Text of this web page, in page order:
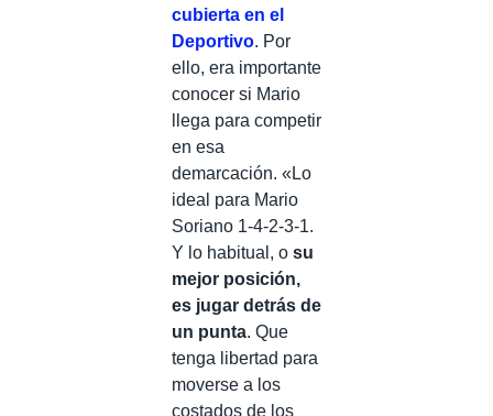
cubierta en el
Deportivo. Por
ello, era importante
conocer si Mario
llega para competir
en esa
demarcación. «Lo
ideal para Mario
Soriano 1-4-2-3-1.
Y lo habitual, o su
mejor posición,
es jugar detrás de
un punta. Que
tenga libertad para
moverse a los
costados de los